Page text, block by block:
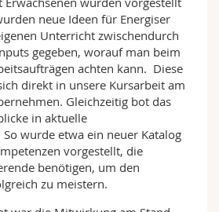
neue Ideen für Energiser
Unterricht zwischendurch
gegeben, worauf man beim
achten kann. Diese
direkt in unsere Kursarbeit am
Gleichzeitig bot das
in aktuelle
wurde etwa ein neuer Katalog
vorgestellt, die
benötigen, um den
zu meistern.